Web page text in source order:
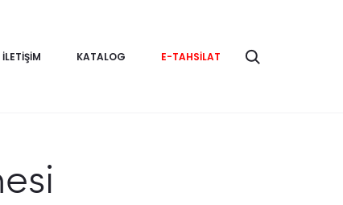
İLETIŞIM KATALOG E-TAHSILAT